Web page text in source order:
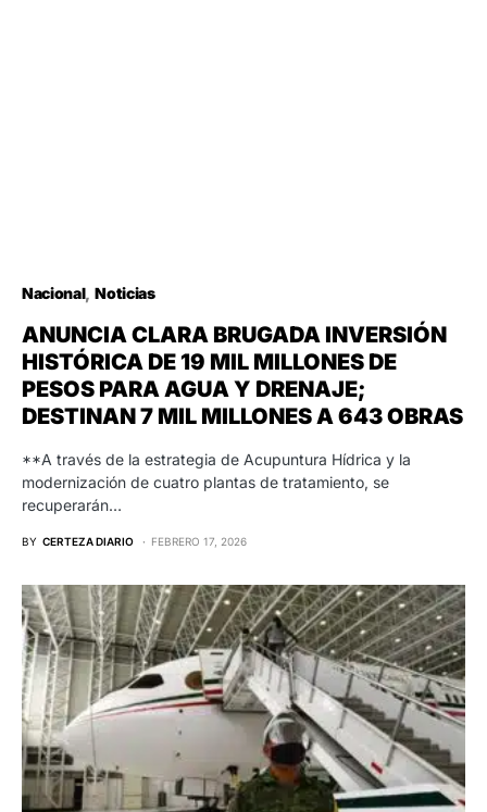
Nacional Noticias
ANUNCIA CLARA BRUGADA INVERSIÓN
HISTÓRICA DE 19 MIL MILLONES DE
PESOS PARA AGUA Y DRENAJE;
DESTINAN 7 MIL MILLONES A 643 OBRAS
**A través de la estrategia de Acupuntura Hídrica y la
modernización de cuatro plantas de tratamiento, se
recuperarán…
BY CERTEZA DIARIO FEBRERO 17, 2026